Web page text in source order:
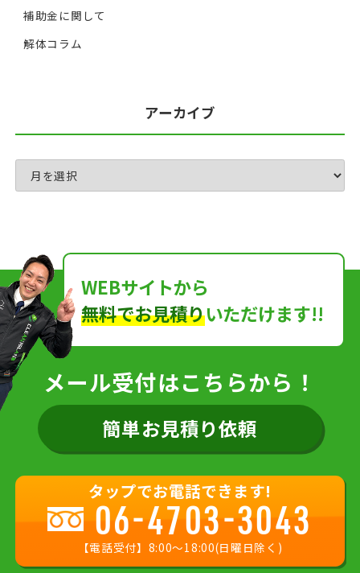
補助金に関して
解体コラム
アーカイブ
WEBサイトから
無料でお見積りいただけます!!
メール受付はこちらから！
簡単お見積り依頼
タップでお電話できます!
06-4703-3043
【電話受付】8:00〜18:00(日曜日除く)